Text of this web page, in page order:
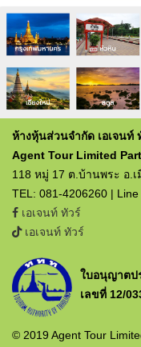
ห้างหุ้นส่วนจำกัด เอเจนท์
Agent Tour Limited
118 หมู่ 17 ต.บ้านพระ อ.
TEL: 081-4206260 |
เอเจนท์ ทัวร์
เอเจนท์ ทัวร์
ใบอนุญาตป
เลขที่ 12/
© 2019 Agent Tour